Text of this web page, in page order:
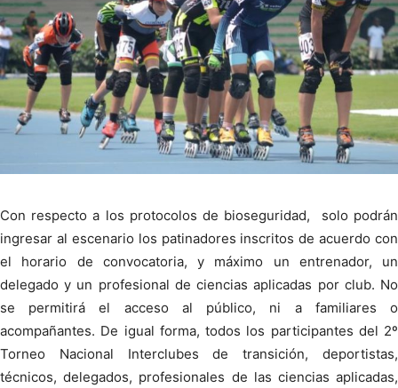
Con respecto a los protocolos de bioseguridad, solo podrán
ingresar al escenario los patinadores inscritos de acuerdo con
el horario de convocatoria, y máximo un entrenador, un
delegado y un profesional de ciencias aplicadas por club. No
se permitirá el acceso al público, ni a familiares o
acompañantes. De igual forma, todos los participantes del 2º
Torneo Nacional Interclubes de transición, deportistas,
técnicos, delegados, profesionales de las ciencias aplicadas,